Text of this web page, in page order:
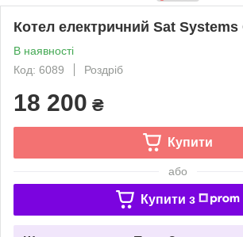
Котел електричний Sat
В наявності
Код: 6089
Роздріб
18 200 ₴
Купити
або
Купити з